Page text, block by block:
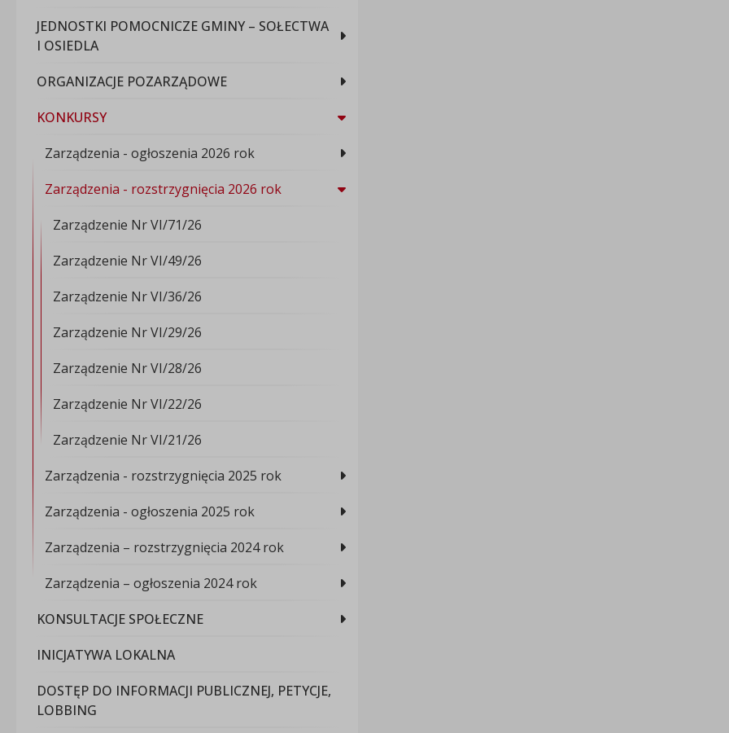
JEDNOSTKI POMOCNICZE GMINY – SOŁECTWA
I OSIEDLA
ORGANIZACJE POZARZĄDOWE
KONKURSY
Zarządzenia - ogłoszenia 2026 rok
Zarządzenia - rozstrzygnięcia 2026 rok
Zarządzenie Nr VI/71/26
Zarządzenie Nr VI/49/26
Zarządzenie Nr VI/36/26
Zarządzenie Nr VI/29/26
Zarządzenie Nr VI/28/26
Zarządzenie Nr VI/22/26
Zarządzenie Nr VI/21/26
Zarządzenia - rozstrzygnięcia 2025 rok
Zarządzenia - ogłoszenia 2025 rok
Zarządzenia – rozstrzygnięcia 2024 rok
Zarządzenia – ogłoszenia 2024 rok
KONSULTACJE SPOŁECZNE
INICJATYWA LOKALNA
DOSTĘP DO INFORMACJI PUBLICZNEJ, PETYCJE,
LOBBING